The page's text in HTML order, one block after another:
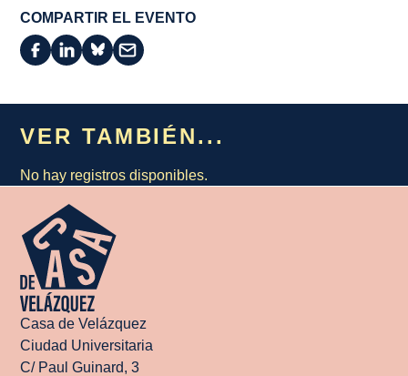
COMPARTIR EL EVENTO
VER TAMBIÉN...
No hay registros disponibles.
Casa de Velázquez
Ciudad Universitaria
C/ Paul Guinard, 3